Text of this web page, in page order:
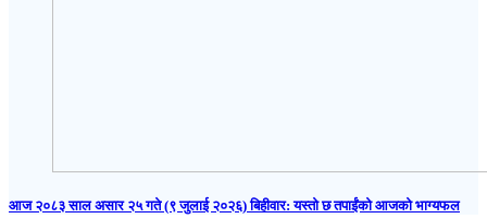
आज २०८३ साल असार २५ गते (९ जुलाई २०२६) बिहीवार: यस्तो छ तपाईंको आजको भाग्यफल